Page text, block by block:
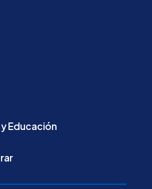
Educación